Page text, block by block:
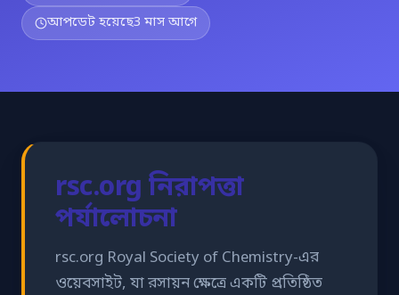
আপডেট হয়েছে3 মাস আগে
rsc.org নিরাপত্তা
পর্যালোচনা
rsc.org Royal Society of Chemistry-এর
ওয়েবসাইট, যা রসায়ন ক্ষেত্রে একটি প্রতিষ্ঠিত